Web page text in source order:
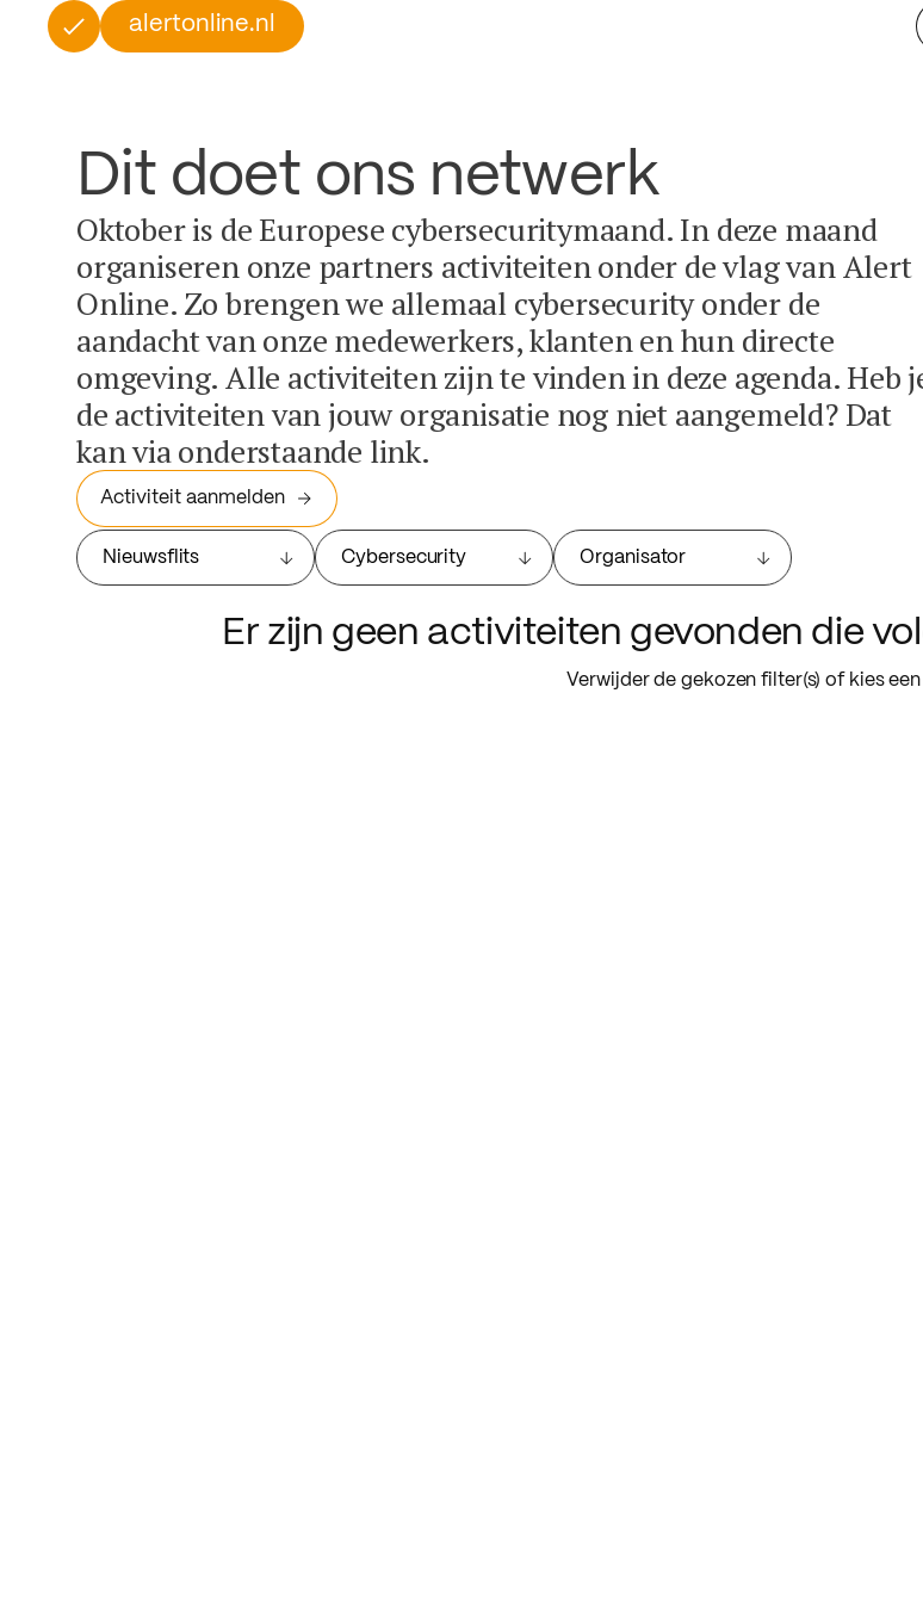
alertonline.nl
Dit doet ons netwerk
Oktober is de Europese cybersecuritymaand. In deze maand
organiseren onze partners activiteiten onder de vlag van Alert
Online. Zo brengen we allemaal cybersecurity onder de
aandacht van onze medewerkers, klanten en hun directe
omgeving. Alle activiteiten zijn te vinden in deze agenda. Heb
de activiteiten van jouw organisatie nog niet aangemeld? Dat
kan via onderstaande link.
Activiteit aanmelden
Nieuwsflits Cybersecurity Organisator
Er zijn geen activiteiten gevonden die
Verwijder de gekozen filter(s) of kies